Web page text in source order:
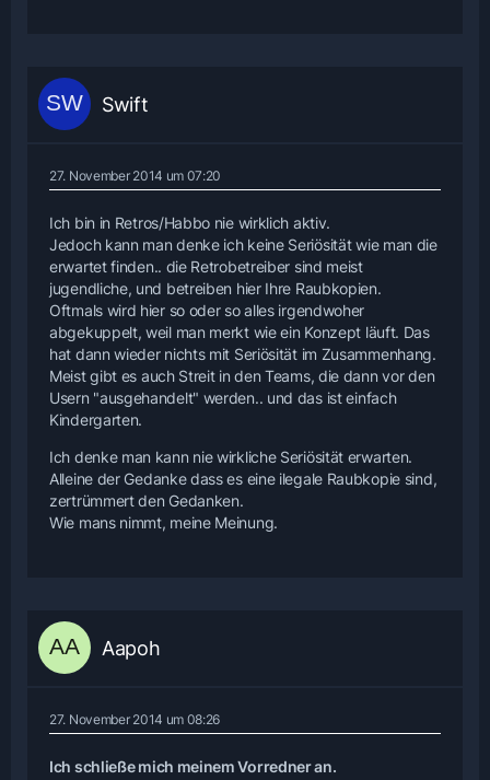
Swift
27. November 2014 um 07:20
Ich bin in Retros/Habbo nie wirklich aktiv.
Jedoch kann man denke ich keine Seriösität wie man die
erwartet finden.. die Retrobetreiber sind meist
jugendliche, und betreiben hier Ihre Raubkopien.
Oftmals wird hier so oder so alles irgendwoher
abgekuppelt, weil man merkt wie ein Konzept läuft. Das
hat dann wieder nichts mit Seriösität im Zusammenhang.
Meist gibt es auch Streit in den Teams, die dann vor den
Usern "ausgehandelt" werden.. und das ist einfach
Kindergarten.
Ich denke man kann nie wirkliche Seriösität erwarten.
Alleine der Gedanke dass es eine ilegale Raubkopie sind,
zertrümmert den Gedanken.
Wie mans nimmt, meine Meinung.
Aapoh
27. November 2014 um 08:26
Ich schließe mich meinem Vorredner an.